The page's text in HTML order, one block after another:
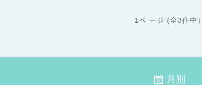
1ペ ージ (全3件中）
月別